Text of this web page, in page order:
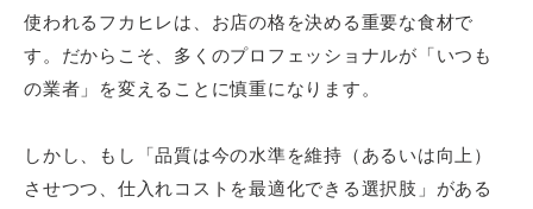
使われるフカヒレは、お店の格を決める重要な食材で
す。だからこそ、多くのプロフェッショナルが「いつも
の業者」を変えることに慎重になります。
しかし、もし「品質は今の水準を維持（あるいは向上）
させつつ、仕入れコストを最適化できる選択肢」がある